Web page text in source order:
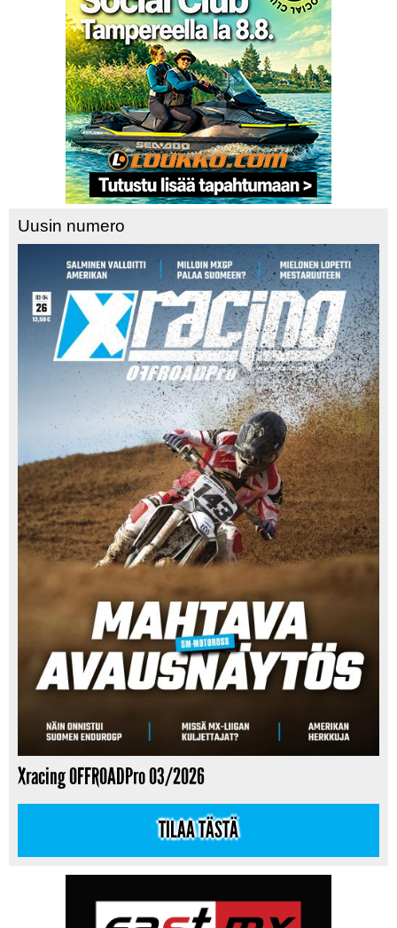
Uusin numero
Xracing OFFROADPro 03/2026
TILAA TÄSTÄ